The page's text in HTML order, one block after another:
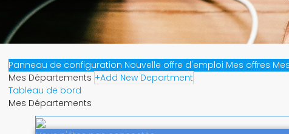
Panneau de configuration Nouvelle offre d'emploi Mes offres
Mes Départements +Add New Department
Tableau de bord
Mes Départements